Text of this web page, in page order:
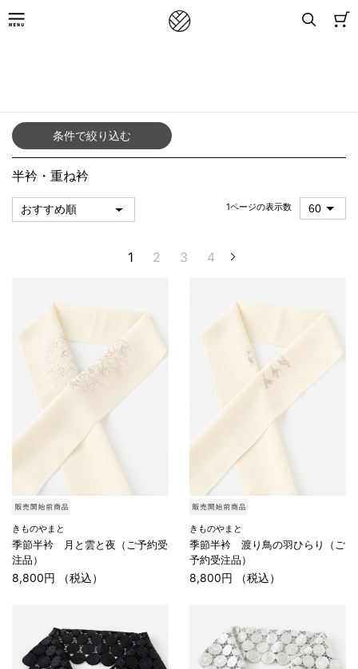
条件で絞り込む
半衿・重ね衿
1ページの表示数
1 2 3 4
きものやまと
季節半衿 月と雲と夜（ご予約受
注品）
8,800円 （税込）
きものやまと
季節半衿 渡り鳥の羽ひらり（ご
予約受注品）
8,800円 （税込）